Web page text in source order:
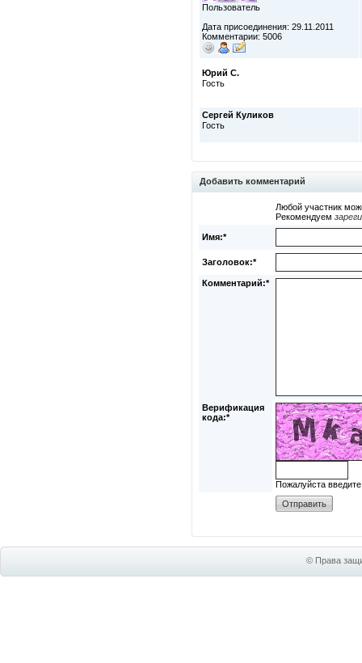
Пользователь
Дата присоединения: 29.11.2011
Комментарии: 5006
Юрий С.
Гость
Сергей Куликов
Гость
Добавить комментарий
Любой участник
Рекомендуем
Имя:*
Заголовок:*
Комментарий:*
Верификация
кода:*
Пожалуйста
© Права